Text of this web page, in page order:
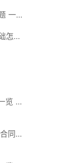
怎么
主